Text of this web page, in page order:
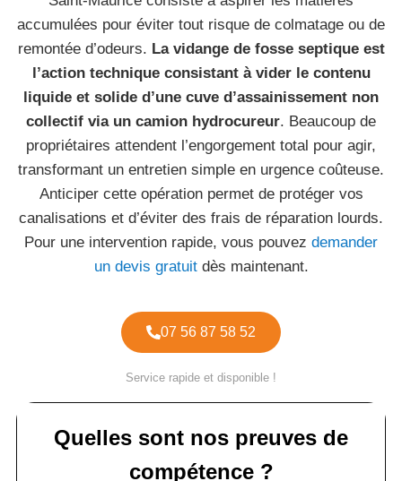
accumulées pour éviter tout risque de colmatage ou de
remontée d’odeurs. La vidange de fosse septique est
l’action technique consistant à vider le contenu
liquide et solide d’une cuve d’assainissement non
collectif via un camion hydrocureur. Beaucoup de
propriétaires attendent l’engorgement total pour agir,
transformant un entretien simple en urgence coûteuse.
Anticiper cette opération permet de protéger vos
canalisations et d’éviter des frais de réparation lourds.
Pour une intervention rapide, vous pouvez demander
un devis gratuitdès maintenant.
07 56 87 58 52
Service rapide et disponible !
Quelles sont nos preuves de
compétence ?